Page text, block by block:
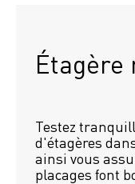
Étagère
Testez
d'étagères
ainsi vous
placages font